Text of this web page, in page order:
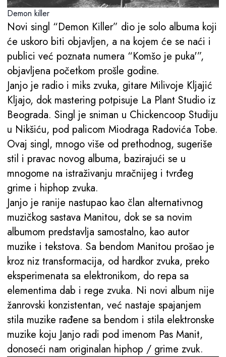
Demon killer
Novi singl “Demon Killer” dio je solo albuma koji
će uskoro biti objavljen, a na kojem će se naći i
publici već poznata numera “Komšo je puka'”,
objavljena početkom prošle godine.
Janjo je radio i miks zvuka, gitare Milivoje Kljajić
Kljajo, dok mastering potpisuje La Plant Studio iz
Beograda. Singl je sniman u Chickencoop Studiju
u Nikšiću, pod palicom Miodraga Radovića Tobe.
Ovaj singl, mnogo više od prethodnog, sugeriše
stil i pravac novog albuma, bazirajući se u
mnogome na istraživanju mračnijeg i tvrđeg
grime i hiphop zvuka.
Janjo je ranije nastupao kao član alternativnog
muzičkog sastava Manitou, dok se sa novim
albumom predstavlja samostalno, kao autor
muzike i tekstova. Sa bendom Manitou prošao je
kroz niz transformacija, od hardkor zvuka, preko
eksperimenata sa elektronikom, do repa sa
elementima dab i rege zvuka. Ni novi album nije
žanrovski konzistentan, već nastaje spajanjem
stila muzike rađene sa bendom i stila elektronske
muzike koju Janjo radi pod imenom Pas Manit,
donoseći nam originalan hiphop / grime zvuk.